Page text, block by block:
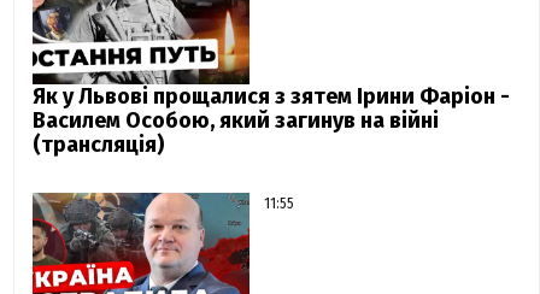
Як у Львові прощалися з зятем Ірини Фаріон -
Василем Особою, який загинув на війні
(трансляція)
11:55